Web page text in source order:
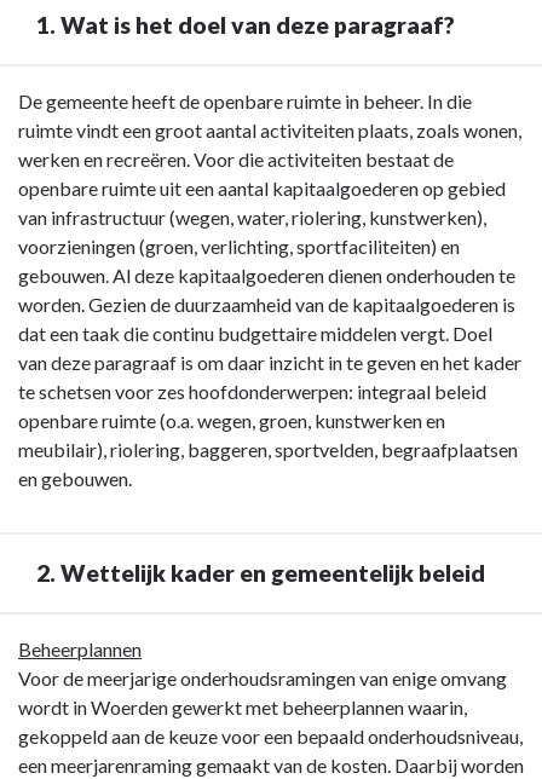
1. Wat is het doel van deze paragraaf?
Terug
naar
navigatie
Paragraaf
Kapitaalgoederen
Wat
het
doel
van
De gemeente heeft de openbare ruimte in beheer. In die
ruimte vindt een groot aantal activiteiten plaats, zoals wonen,
werken en recreëren. Voor die activiteiten bestaat de
openbare ruimte uit een aantal kapitaalgoederen op gebied
van infrastructuur (wegen, water, riolering, kunstwerken),
voorzieningen (groen, verlichting, sportfaciliteiten) en
gebouwen. Al deze kapitaalgoederen dienen onderhouden te
worden. Gezien de duurzaamheid van de kapitaalgoederen is
dat een taak die continu budgettaire middelen vergt. Doel
van deze paragraaf is om daar inzicht in te geven en het kader
te schetsen voor zes hoofdonderwerpen: integraal beleid
openbare ruimte (o.a. wegen, groen, kunstwerken en
meubilair), riolering, baggeren, sportvelden, begraafplaatsen
en gebouwen.
2. Wettelijk kader en gemeentelijk beleid
Terug
naar
navigatie
Paragraaf
Beheerplannen
Voor de meerjarige onderhoudsramingen van enige omvang
wordt in Woerden gewerkt met beheerplannen waarin,
gekoppeld aan de keuze voor een bepaald onderhoudsniveau,
een meerjarenraming gemaakt van de kosten. Daarbij worden